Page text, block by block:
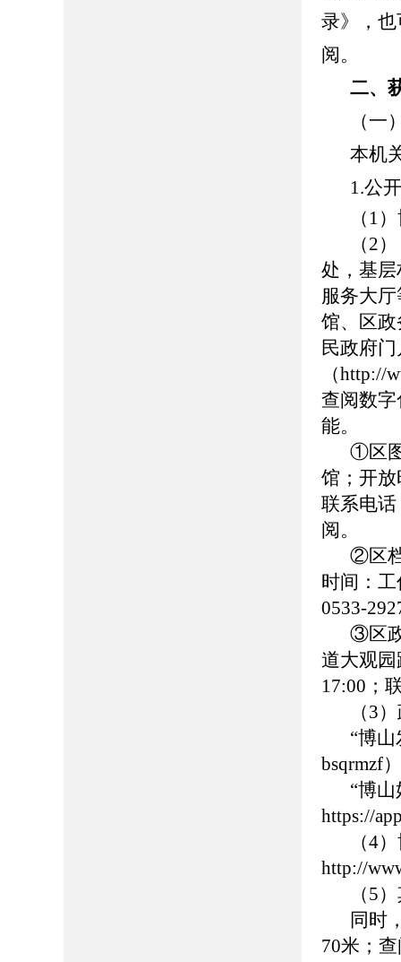
录》，
阅。
二、
（一
本机
1.公
（1
（2
处，基
服务大
馆、区
民政府
（http://
查阅数
能。
①区
馆；开
联系电话
阅。
②区
时间：
0533-
③区
道大观
17:00；
（3
“博
bsqrmzf
“博
https://
（4
http://
（5
同时
70米；